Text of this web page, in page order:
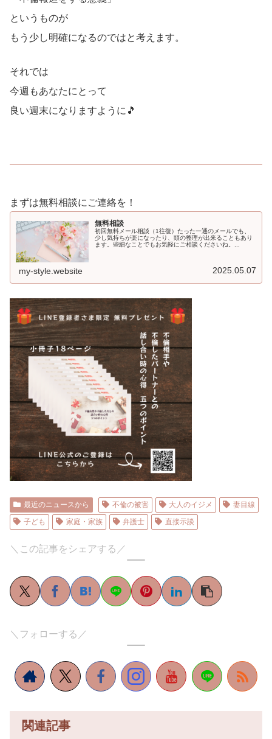
というものが
もう少し明確になるのではと考えます。
それでは
今週もあなたにとって
良い週末になりますように🎵
まずは無料相談にご連絡を！
無料相談
初回無料メール相談（1往復）たった一通のメールでも、
少し気持ちが楽になったり、頭の整理が出来ることもあり
ます。些細なことでもお気軽にご相談くださいね。...
my-style.website 2025.05.07
最近のニュースから 不倫の被害 大人のイジメ
妻目線
子ども
家庭・家族 弁護士 直接示談
＼この記事をシェアする／
＼フォローする／
関連記事